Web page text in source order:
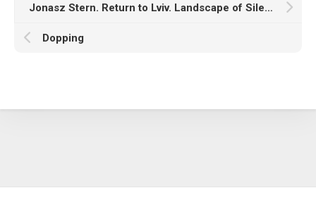
Jonasz Stern. Return to Lviv. Landscape of Silence
Dopping